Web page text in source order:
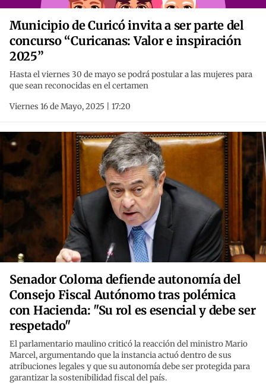
Municipio de Curicó invita a ser parte del
concurso “Curicanas: Valor e inspiración
2025”
Hasta el viernes 30 de mayo se podrá postular a las mujeres para
que sean reconocidas en el certamen
Viernes 16 de Mayo, 2025 | 17:20
Senador Coloma defiende autonomía del
Consejo Fiscal Autónomo tras polémica
con Hacienda: "Su rol es esencial y debe ser
respetado"
El parlamentario maulino criticó la reacción del ministro Mario
Marcel, argumentando que la instancia actuó dentro de sus
atribuciones legales y que su autonomía debe ser protegida para
garantizar la sostenibilidad fiscal del país.